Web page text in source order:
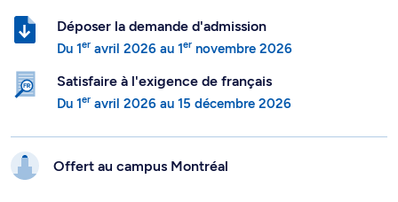
Déposer la demande d'admission
Du 1er avril 2026 au 1er novembre 2026
Satisfaire à l'exigence de français
Du 1er avril 2026 au 15 décembre 2026
Offert au campus Montréal